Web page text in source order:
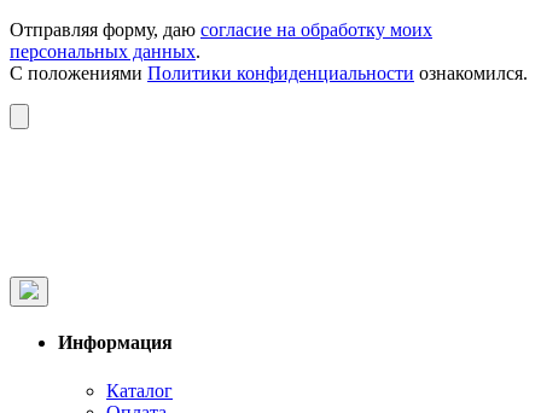
Отправляя форму, даю согласие на обработку моих
персональных данных.
С положениями Политики конфиденциальности ознакомился.
Информация
Каталог